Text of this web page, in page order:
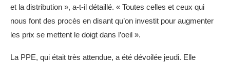
et la distribution », a-t-il détaillé. « Toutes celles et ceux qui
nous font des procès en disant qu’on investit pour augmenter
les prix se mettent le doigt dans l’oeil ».
La PPE, qui était très attendue, a été dévoilée jeudi. Elle